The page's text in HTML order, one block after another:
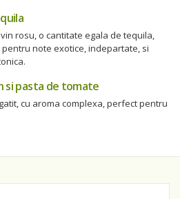
rosu, o cantitate egala de tequila,
note exotice, indepartate, si
si pasta de tomate
cu aroma complexa, perfect pentru